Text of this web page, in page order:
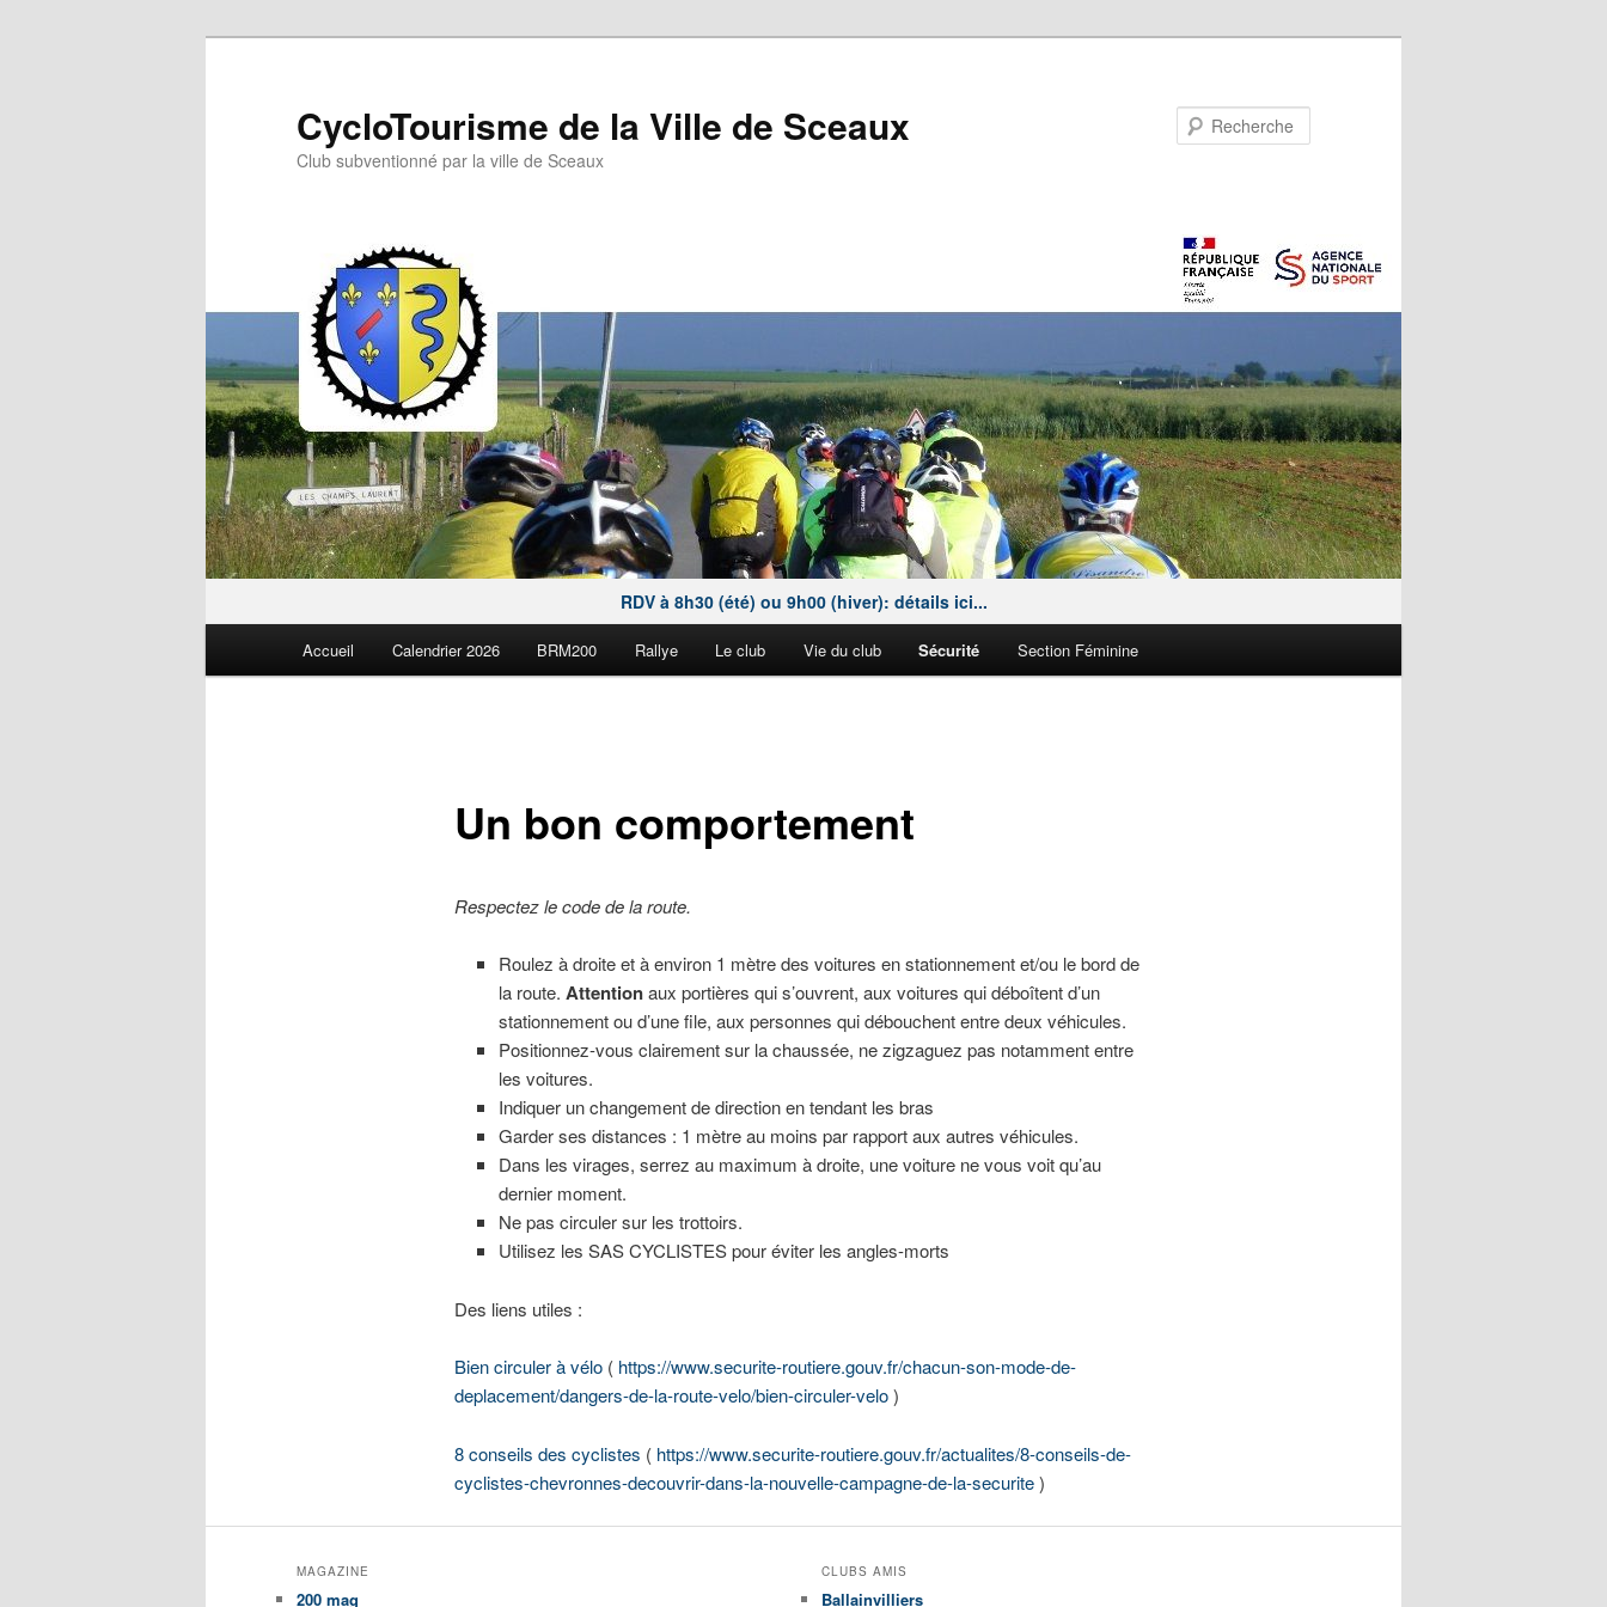
CycloTourisme de la Ville de Sceaux
Club subventionné par la ville de Sceaux
RDV à 8h30 (été) ou 9h00 (hiver): détails ici...
Accueil Calendrier 2026 BRM200 Rallye Le club Vie du club Sécurité Section Féminine
Un bon comportement
Respectez le code de la route.
Roulez à droite et à environ 1 mètre des voitures en stationnement et/ou le bord de
la route.Attentionaux portières qui s’ouvrent, aux voitures qui déboîtent d’un
stationnement ou d’une file, aux personnes qui débouchent entre deux véhicules.
Positionnez-vous clairement sur la chaussée, ne zigzaguez pas notamment entre
les voitures.
Indiquer un changement de direction en tendant les bras
Garder ses distances : 1 mètre au moins par rapport aux autres véhicules.
Dans les virages, serrez au maximum à droite, une voiture ne vous voit qu’au
dernier moment.
Ne pas circuler sur les trottoirs.
Utilisez les SAS CYCLISTES pour éviter les angles-morts
Des liens utiles :
Bien circuler à vélo( https://www.securite-routiere.gouv.fr/chacun-son-mode-de-
deplacement/dangers-de-la-route-velo/bien-circuler-velo)
8 conseils des cyclistes ( https://www.securite-routiere.gouv.fr/actualites/8-conseils-de-
cyclistes-chevronnes-decouvrir-dans-la-nouvelle-campagne-de-la-securite)
MAGAZINE
200 mag
CLUBS AMIS
Ballainvilliers